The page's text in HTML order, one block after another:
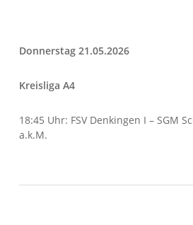
Donnerstag 21.05.2026
Kreisliga A4
18:45 Uhr: FSV Denkingen I – SGM
a.k.M.